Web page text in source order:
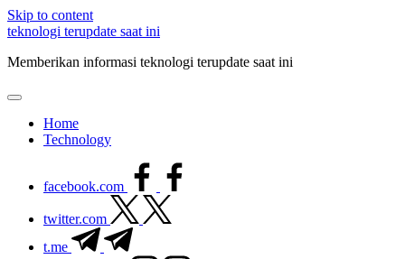
Skip to content
teknologi terupdate saat ini
Memberikan informasi teknologi terupdate saat ini
Home
Technology
facebook.com
twitter.com
t.me